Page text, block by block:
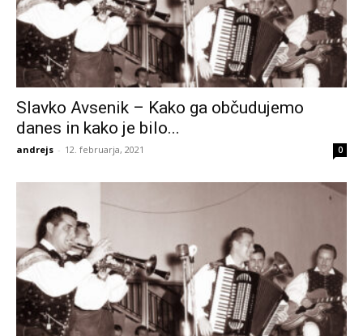
Slavko Avsenik – Kako ga občudujemo
danes in kako je bilo...
andrejs - 12. februarja, 2021 0